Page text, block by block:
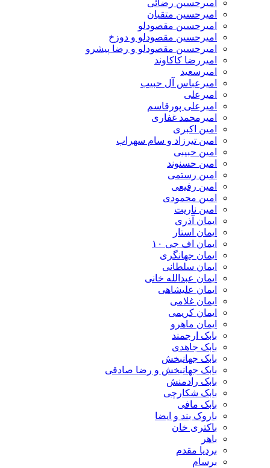
امیرحسین رضائی
امیرحسین متقیان
امیرحسین مقصودلو
امیرحسین مقصودلو و دوزخ
امیرحسین مقصودلو و رضا پیشرو
امیررضا کاکاوند
امیرعباس آل حبیب
امیرعلی پورقاسم
امیرمحمد غفاری
امین اکبری
امین تیرزاد و سام سهراب
امین حبیبی
امین حسنوند
امین رستمی
امین رفیعی
امین محمودی
امین ناریت
ایمان آذری
ایمان استار
ایمان اف جی ۱۰
ایمان جهانگری
ایمان سلطانی
ایمان عبدالله خانی
ایمان علیشاهی
ایمان غلامی
ایمان کریمی
ایمان ماهرو
بابک ارجمند
بابک جاهدی
بابک جهانبخش
بابک جهانبخش و رضا صادقی
بابک رادمنش
بابک شکارچی
بابک مافی
باروک بند و ایضا
باکتری خان
بردیا مقدم